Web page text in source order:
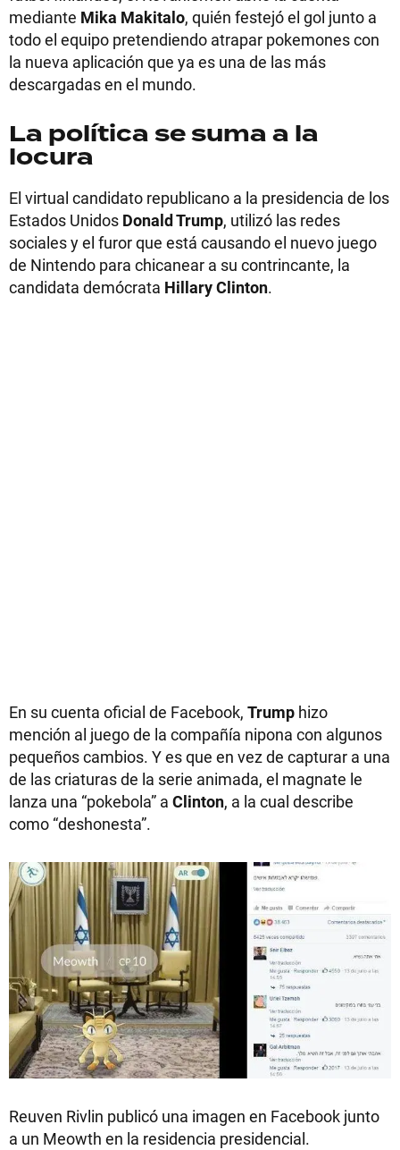
mediante Mika Makitalo, quién festejó el gol junto a
todo el equipo pretendiendo atrapar pokemones con
la nueva aplicación que ya es una de las más
descargadas en el mundo.
La política se suma a la
locura
El virtual candidato republicano a la presidencia de los
Estados Unidos Donald Trump, utilizó las redes
sociales y el furor que está causando el nuevo juego
de Nintendo para chicanear a su contrincante, la
candidata demócrata Hillary Clinton.
En su cuenta oficial de Facebook, Trump hizo
mención al juego de la compañía nipona con algunos
pequeños cambios. Y es que en vez de capturar a una
de las criaturas de la serie animada, el magnate le
lanza una “pokebola” a Clinton, a la cual describe
como “deshonesta”.
Reuven Rivlin publicó una imagen en Facebook junto
a un Meowth en la residencia presidencial.